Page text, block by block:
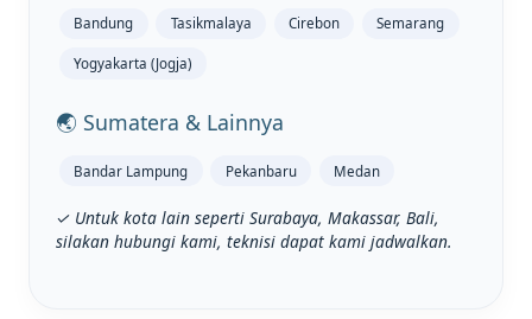
Bandung Tasikmalaya Cirebon Semarang
Yogyakarta (Jogja)
🌏 Sumatera & Lainnya
Bandar Lampung Pekanbaru Medan
✓ Untuk kota lain seperti Surabaya, Makassar, Bali,
silakan hubungi kami, teknisi dapat kami jadwalkan.